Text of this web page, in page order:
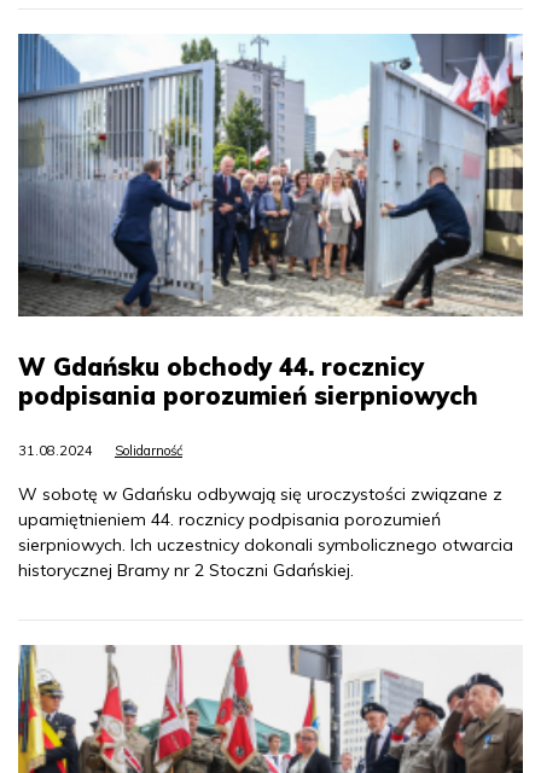
W Gdańsku obchody 44. rocznicy
podpisania porozumień sierpniowych
31.08.2024 Solidarność
W sobotę w Gdańsku odbywają się uroczystości związane z
upamiętnieniem 44. rocznicy podpisania porozumień
sierpniowych. Ich uczestnicy dokonali symbolicznego otwarcia
historycznej Bramy nr 2 Stoczni Gdańskiej.